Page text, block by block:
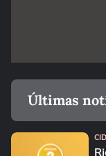
Últimas